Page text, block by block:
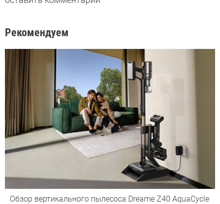
Рекомендуем
Обзор вертикального пылесоса Dreame Z40 AquaCycle